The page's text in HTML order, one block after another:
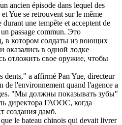
ancien épisode dans lequel des
etYue se retrouvent sur le même
une tempête et acceptent de
passage commun. Это
в котором солдаты из воющих
оказались в одной лодке
отложить свое оружие, чтобы
dents," a affirmé Pan Yue, directeur
de l'environnement quand l'agence a
"Мы должны показывать зубы"
директора ГАООС, когда
создания дамб.
le bateau chinois qui devait livrer